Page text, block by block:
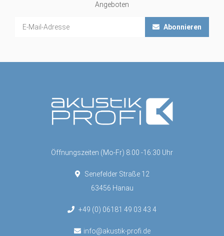
Angeboten
Abonnieren
Öffnungszeiten (Mo-Fr) 8:00 -16:30 Uhr
Senefelder Straße 12
63456 Hanau
+49 (0) 06181 49 03 43 4
info@akustik-profi.de